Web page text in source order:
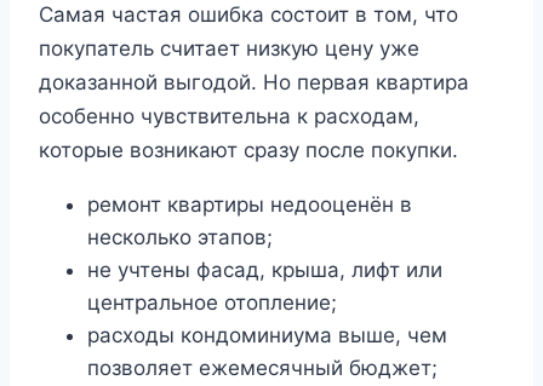
Самая частая ошибка состоит в том, что
покупатель считает низкую цену уже
доказанной выгодой. Но первая квартира
особенно чувствительна к расходам,
которые возникают сразу после покупки.
ремонт квартиры недооценён в
несколько этапов;
не учтены фасад, крыша, лифт или
центральное отопление;
расходы кондоминиума выше, чем
позволяет ежемесячный бюджет;